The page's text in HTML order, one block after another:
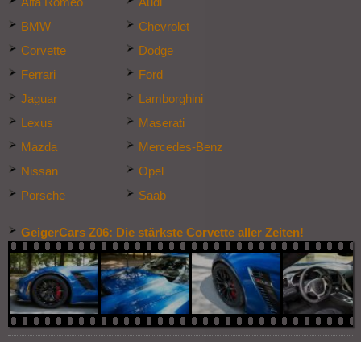
Alfa Romeo
Audi
BMW
Chevrolet
Corvette
Dodge
Ferrari
Ford
Jaguar
Lamborghini
Lexus
Maserati
Mazda
Mercedes-Benz
Nissan
Opel
Porsche
Saab
GeigerCars Z06: Die stärkste Corvette aller Zeiten!